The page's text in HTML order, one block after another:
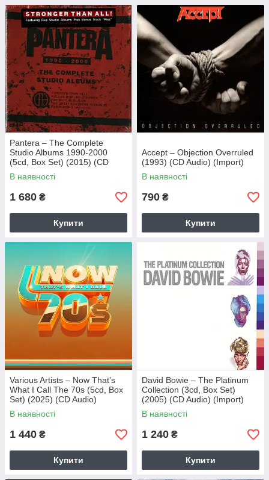
Pantera – The Complete
Studio Albums 1990-2000
(5cd, Box Set) (2015) (CD
Audio) (Import)
В наявності
1 680 ₴
Купити
Accept – Objection Overruled
(1993) (CD Audio) (Import)
В наявності
790 ₴
Купити
Various Artists – Now That’s
What I Call The 70s (5cd, Box
Set) (2025) (CD Audio)
(Import)
В наявності
1 440 ₴
Купити
David Bowie – The Platinum
Collection (3cd, Box Set)
(2005) (CD Audio) (Import)
В наявності
1 240 ₴
Купити